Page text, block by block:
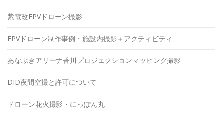
紫電改FPVドローン撮影
FPVドローン制作事例・施設内撮影＋アクティビティ
あなぶきアリーナ香川プロジェクションマッピング撮影
DID夜間空撮と許可について
ドローン花火撮影・にっぽん丸